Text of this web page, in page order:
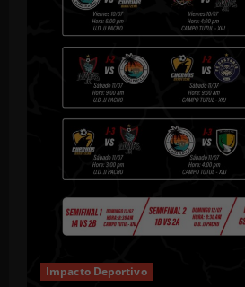
Impacto Deportivo